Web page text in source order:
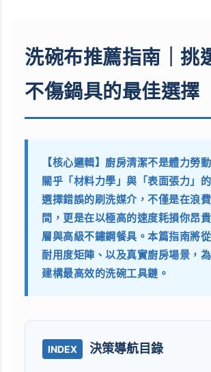
洗碗布推薦指南｜挑
不傷鍋具的最佳選擇
【核心邏輯】廚房清潔不是體力勞
關乎「材料力學」與「表面張力」
選擇錯誤的刷洗媒介，不僅是在浪
間，更是在以極高的速度耗損你昂
層與高級不鏽鋼餐具。本篇指南將
耐用度矩陣、以及真實廚房場景，
建構最高效的洗碗工具鏈。
INDEX 決策導航目錄